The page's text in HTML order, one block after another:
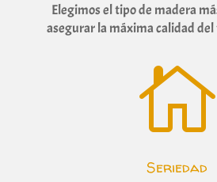
Elegimosel tipo de madera
asegurar la máxima calidad

Seriedad